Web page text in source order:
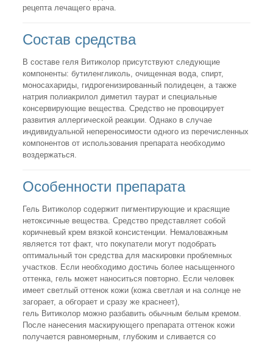
рецепта лечащего врача.
Состав средства
В составе геля Витиколор присутствуют следующие
компоненты: бутиленгликоль, очищенная вода, спирт,
моносахариды, гидрогенизированный полидецен, а также
натрия полиакрилол диметил таурат и специальные
консервирующие вещества. Средство не провоцирует
развития аллергической реакции. Однако в случае
индивидуальной непереносимости одного из перечисленных
компонентов от использования препарата необходимо
воздержаться.
Особенности препарата
Гель Витиколор содержит пигментирующие и красящие
нетоксичные вещества. Средство представляет собой
коричневый крем вязкой консистенции. Немаловажным
является тот факт, что покупатели могут подобрать
оптимальный тон средства для маскировки проблемных
участков. Если необходимо достичь более насыщенного
оттенка, гель может наноситься повторно. Если человек
имеет светлый оттенок кожи (кожа светлая и на солнце не
загорает, а обгорает и сразу же краснеет),
гель Витиколор можно разбавить обычным белым кремом.
После нанесения маскирующего препарата оттенок кожи
получается равномерным, глубоким и сливается со